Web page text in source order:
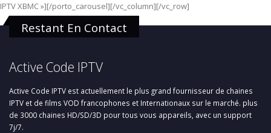
IPTV XBMC »][/porto_carousel][/vc_column][/vc_row]
Restant En Contact
Active Code IPTV
Active Code IPTV est actuellement le plus grand fournisseur de chaines
IPTV et de films VOD francophones et Internationaux sur le marché. plus
de 3000 chaines HD/SD/3D pour tous vous appareils, avec un support
7j/7.